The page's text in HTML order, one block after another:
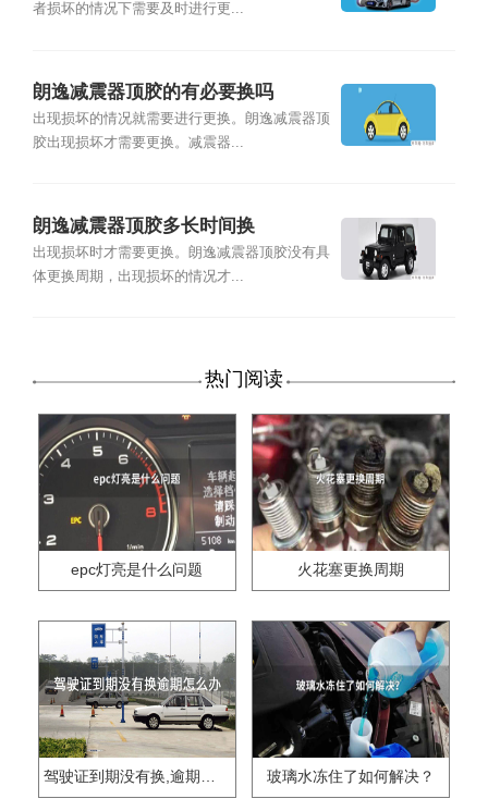
者损坏的情况下需要及时进行更...
朗逸减震器顶胶的有必要换吗
出现损坏的情况就需要进行更换。朗逸减震器顶
胶出现损坏才需要更换。减震器...
朗逸减震器顶胶多长时间换
出现损坏时才需要更换。朗逸减震器顶胶没有具
体更换周期，出现损坏的情况才...
热门阅读
epc灯亮是什么问题 火花塞更换周期
驾驶证到期没有换,逾期怎么办?? 玻璃水冻住了如何解决？